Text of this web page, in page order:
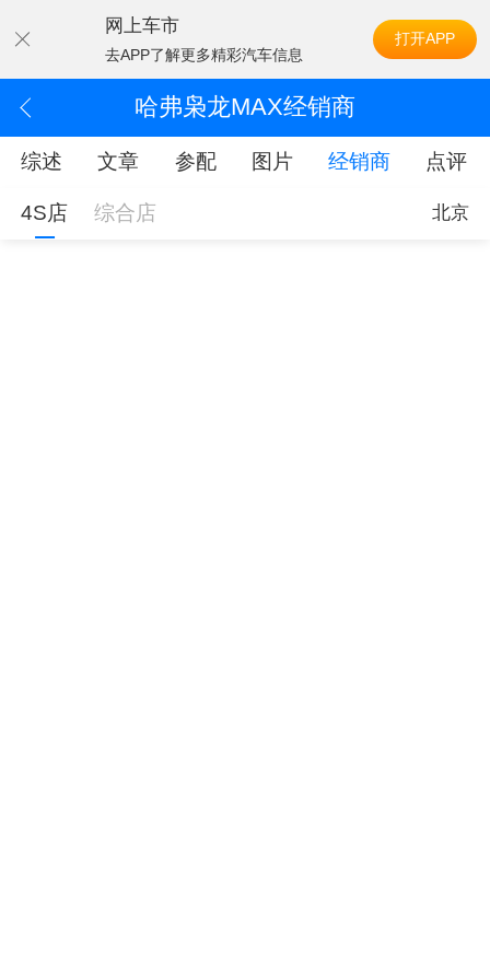
网上车市
去APP了解更多精彩汽车信息
打开APP
哈弗枭龙MAX经销商
综述 文章 参配 图片 经销商 点评
4S店 综合店 北京